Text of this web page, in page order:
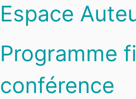
Espace
Programme
conférence